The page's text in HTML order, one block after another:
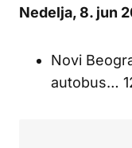
Nedelja, 8. jun
Novi
autobus…